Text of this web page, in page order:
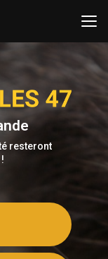
resteront